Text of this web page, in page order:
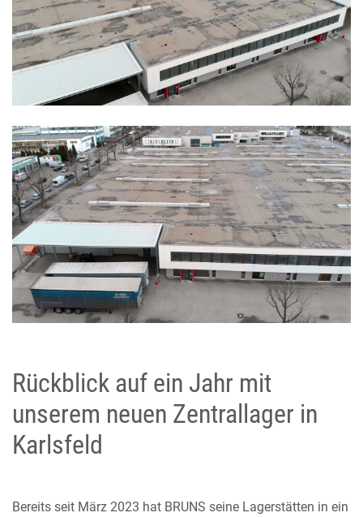
Rückblick auf ein Jahr mit
unserem neuen Zentrallager in
Karlsfeld
Bereits seit März 2023 hat BRUNS seine Lagerstätten in ein